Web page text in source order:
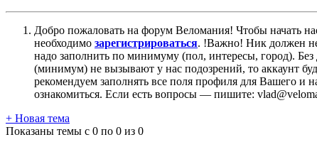
Добро пожаловать на форум Веломания! Чтобы начать
необходимо зарегистрироваться. !Важно! Ник должен
надо заполнить по минимуму (пол, интересы, город).
(минимум) не вызывают у нас подозрений, то аккаунт
рекомендуем заполнять все поля профиля для Вашего и
ознакомиться. Если есть вопросы — пишите:
+ Новая тема
Показаны темы с 0 по 0 из 0